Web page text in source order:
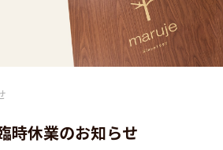
時休業のお知らせ